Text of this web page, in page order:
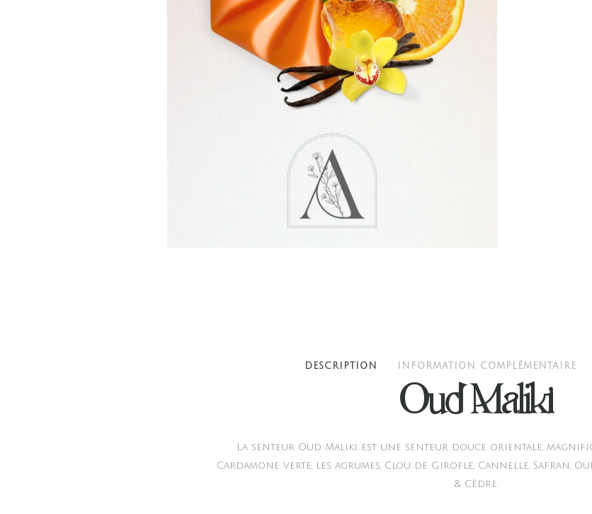
DESCRIPTION INFORMATION COMPLÉMENTAIRE
Oud Maliki
La senteur Oud Maliki est une senteur douce orientale,
Cardamone verte, les agrumes, Clou de Girofle, Cannelle, Safran,
& Cèdre.